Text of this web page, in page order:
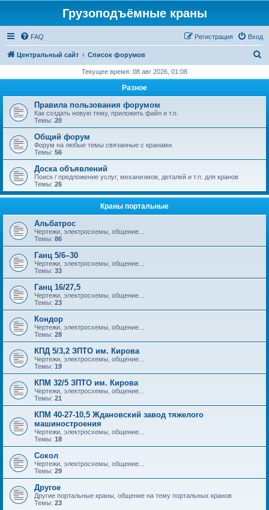
Грузоподъёмные краны
FAQ Вход
Регистрация
Центральный сайт Список форумов
с
Текущее время: 08 авг 2026, 01:08
Разное
Правила пользования форумом
Как создать новую тему, приложить файл и т.п.
Темы: 20
Общий форум
Форум на любые темы связанные с кранами.
Темы: 56
Доска объявлений
Поиск / предложение услуг, механизмов, деталей и т.п. для кранов
Темы: 26
Краны портальные
Альбатрос
Чертежи, электросхемы, общение...
Темы: 86
Ганц 5/6–30
Чертежи, электросхемы, общение...
Темы: 33
Ганц 16/27,5
Чертежи, электросхемы, общение...
Темы: 23
Кондор
Чертежи, электросхемы, общение...
Темы: 28
КПД 5/3,2 ЗПТО им. Кирова
Чертежи, электросхемы, общение...
Темы: 19
КПМ 32/5 ЗПТО им. Кирова
Чертежи, электросхемы, общение...
Темы: 21
КПМ 40-27-10,5 Ждановский завод тяжелого
машиностроения
Чертежи, электросхемы, общение...
Темы: 18
Сокол
Чертежи, электросхемы, общение...
Темы: 29
Другое
Другие портальные краны, общение на тему портальных кранов
Темы: 23